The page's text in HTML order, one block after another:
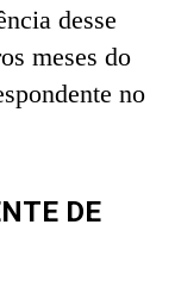
desse
meses do
no
DE